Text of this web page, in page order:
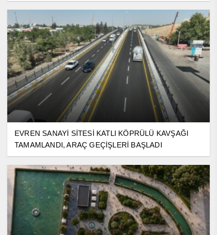
EVREN SANAYİ SİTESİ KATLI KÖPRÜLÜ KAVŞAĞI
TAMAMLANDI, ARAÇ GEÇİŞLERİ BAŞLADI